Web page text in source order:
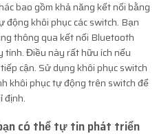
bao gồm khả năng kết nối bằng
khôi phục các switch. Bạn
thông qua kết nối Bluetooth
tính. Điều này rất hữu ích nếu
cận. Sử dụng khôi phục switch
khôi phục tự động trên switch để
định.
có thể tự tin phát triển